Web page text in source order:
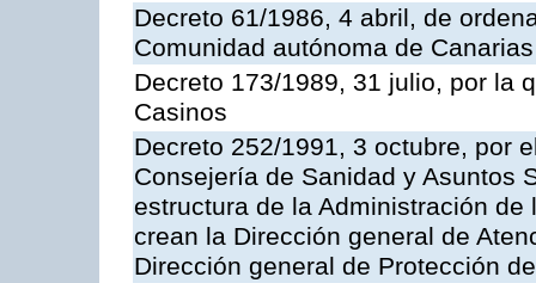
Decreto 61/1986, 4 abril, de
Comunidad autónoma de Canarias
Decreto 173/1989, 31 julio, por la
Casinos
Decreto 252/1991, 3 octubre, por
Consejería de Sanidad y Asuntos
estructura de la Administración
crean la Dirección general de
Dirección general de Protección